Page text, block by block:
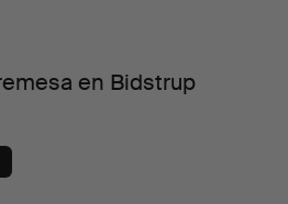
en Bidstrup